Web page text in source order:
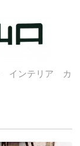
インテリア カ